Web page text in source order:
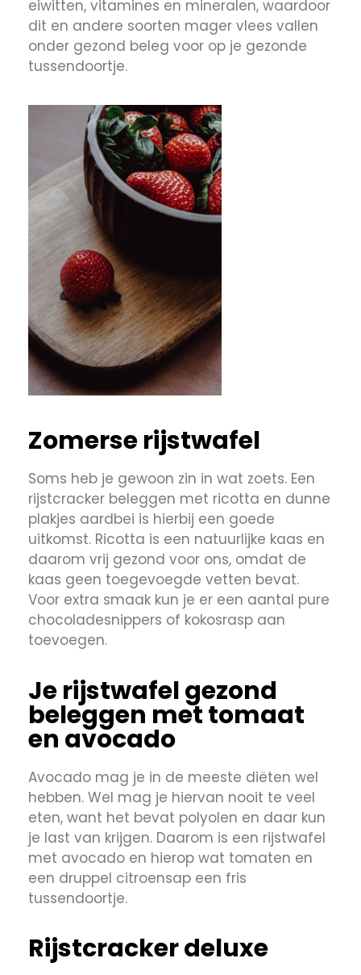
eiwitten, vitamines en mineralen, waardoor
dit en andere soorten mager vlees vallen
onder gezond beleg voor op je gezonde
tussendoortje.
Zomerse rijstwafel
Soms heb je gewoon zin in wat zoets. Een
rijstcracker beleggen met ricotta en dunne
plakjes aardbei is hierbij een goede
uitkomst. Ricotta is een natuurlijke kaas en
daarom vrij gezond voor ons, omdat de
kaas geen toegevoegde vetten bevat.
Voor extra smaak kun je er een aantal pure
chocoladesnippers of kokosrasp aan
toevoegen.
Je rijstwafel gezond
beleggen met tomaat
en avocado
Avocado mag je in de meeste diëten wel
hebben. Wel mag je hiervan nooit te veel
eten, want het bevat polyolen en daar kun
je last van krijgen. Daarom is een rijstwafel
met avocado en hierop wat tomaten en
een druppel citroensap een fris
tussendoortje.
Rijstcracker deluxe